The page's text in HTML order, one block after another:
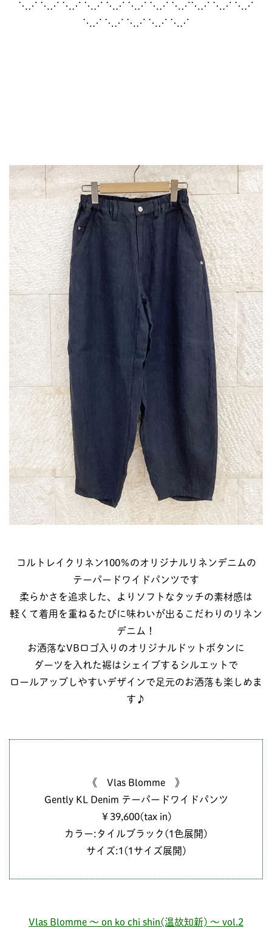
⋱⋰ ⋱⋰ ⋱⋰ ⋱⋰ ⋱⋰ ⋱⋰ ⋱⋰ ⋱⋰⋱⋰ ⋱⋰ ⋱⋰
⋱⋰ ⋱⋰ ⋱⋰ ⋱⋰ ⋱⋰
コルトレイクリネン100％のオリジナルリネンデニムの
テーパードワイドパンツです
柔らかさを追求した、よりソフトなタッチの素材感は
軽くて着用を重ねるたびに味わいが出るこだわりのリネン
デニム！
お洒落なVBロゴ入りのオリジナルドットボタンに
ダーツを入れた裾はシェイプするシルエットで
ロールアップしやすいデザインで足元のお洒落も楽しめま
す♪
《 Vlas Blomme 》
Gently KL Denim テーパードワイドパンツ
￥39,600(tax in)
カラー:タイルブラック(1色展開)
サイズ:1(1サイズ展開)
Vlas Blomme ～ on ko chi shin(温故知新) ～ vol.2